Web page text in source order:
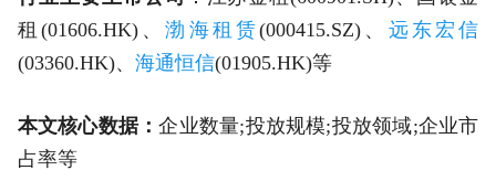
租(01606.HK)、渤海租赁(000415.SZ)、 远东宏信
(03360.HK)、 海通恒信(01905.HK)等
本文核心数据：企业数量;投放规模;投放领域;企业市
占率等